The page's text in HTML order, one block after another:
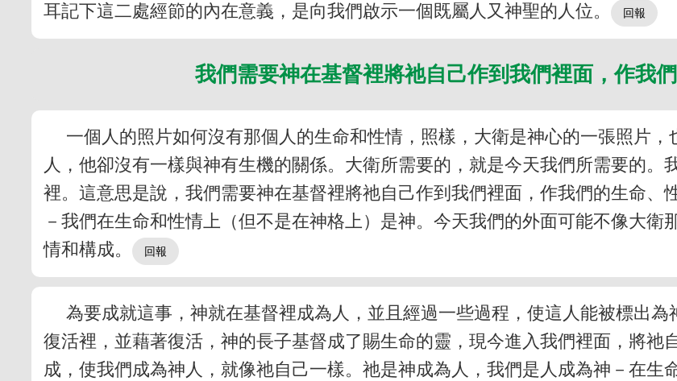
耳記下這二處經節的內在意義，是向我們啟示一個既屬人又神聖的人位。
我們需要神在基督裡將祂自己作到我們裡面，作我
一個人的照片如何沒有那個人的生命和性情，照樣，大衛是神心的一張照片
人，他卻沒有一樣與神有生機的關係。大衛所需要的，就是今天我們所需要的。
裡。這意思是說，我們需要神在基督裡將祂自己作到我們裡面，作我們的生命、
－我們在生命和性情上（但不是在神格上）是神。今天我們的外面可能不像大
情和構成。
為要成就這事，神就在基督裡成為人，並且經過一些過程，使這人能被標出
復活裡，並藉著復活，神的長子基督成了賜生命的靈，現今進入我們裡面，將祂
成，使我們成為神人，就像祂自己一樣。祂是神成為人，我們是人成為神－在生